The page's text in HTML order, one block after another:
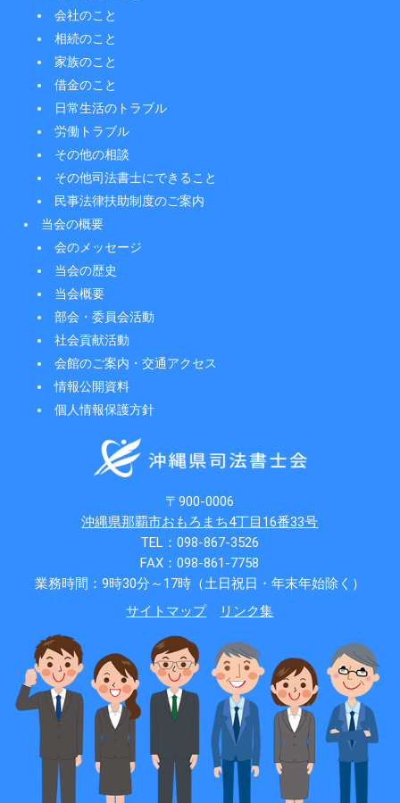
会社のこと
相続のこと
家族のこと
借金のこと
日常生活のトラブル
労働トラブル
その他の相談
その他司法書士にできること
民事法律扶助制度のご案内
当会の概要
会のメッセージ
当会の歴史
当会概要
部会・委員会活動
社会貢献活動
会館のご案内・交通アクセス
情報公開資料
個人情報保護方針
〒900-0006
沖縄県那覇市おもろまち4丁目16番33号
TEL：098-867-3526
FAX：098-861-7758
業務時間：9時30分～17時（土日祝日・年末年始除く）
サイトマップ
リンク集